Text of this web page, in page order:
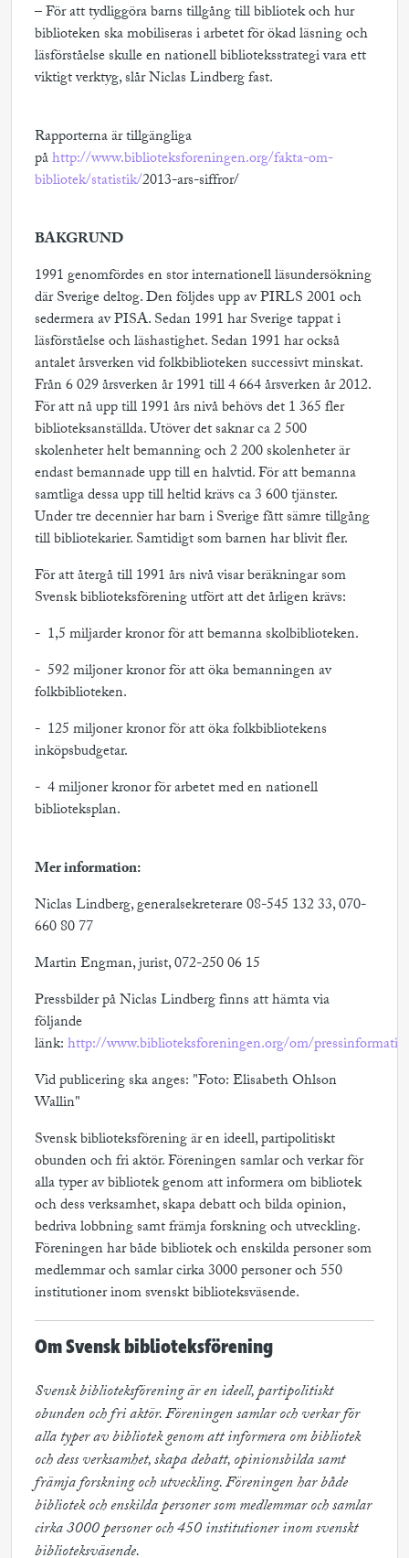
– För att tydliggöra barns tillgång till bibliotek och hur
biblioteken ska mobiliseras i arbetet för ökad läsning och
läsförståelse skulle en nationell biblioteksstrategi vara ett
viktigt verktyg, slår Niclas Lindberg fast.
Rapporterna är tillgängliga
påhttp://www.biblioteksforeningen.org/fakta-om-
bibliotek/statistik/2013-ars-siffror/
BAKGRUND
1991 genomfördes en stor internationell läsundersökning
där Sverige deltog. Den följdes upp av PIRLS 2001 och
sedermera av PISA. Sedan 1991 har Sverige tappat i
läsförståelse och läshastighet. Sedan 1991 har också
antalet årsverken vid folkbiblioteken successivt minskat.
Från 6 029 årsverken år 1991 till 4 664 årsverken år 2012.
För att nå upp till 1991 års nivå behövs det 1 365 fler
biblioteksanställda. Utöver det saknar ca 2 500
skolenheter helt bemanning och 2 200 skolenheter är
endast bemannade upp till en halvtid. För att bemanna
samtliga dessa upp till heltid krävs ca 3 600 tjänster.
Under tre decennier har barn i Sverige fått sämre tillgång
till bibliotekarier. Samtidigt som barnen har blivit fler.
För att återgå till 1991 års nivå visar beräkningar som
Svensk biblioteksförening utfört att det årligen krävs:
- 1,5 miljarder kronor för att bemanna skolbiblioteken.
- 592 miljoner kronor för att öka bemanningen av
folkbiblioteken.
- 125 miljoner kronor för att öka folkbibliotekens
inköpsbudgetar.
- 4 miljoner kronor för arbetet med en nationell
biblioteksplan.
Mer information:
Niclas Lindberg, generalsekreterare 08-545 132 33, 070-
660 80 77
Martin Engman, jurist, 072-250 06 15
Pressbilder på Niclas Lindberg finns att hämta via
följande
länk:http://www.biblioteksforeningen.org/om/
Vid publicering ska anges: "Foto: Elisabeth Ohlson
Wallin"
Svensk biblioteksförening är en ideell, partipolitiskt
obunden och fri aktör. Föreningen samlar och verkar för
alla typer av bibliotek genom att informera om bibliotek
och dess verksamhet, skapa debatt och bilda opinion,
bedriva lobbning samt främja forskning och utveckling.
Föreningen har både bibliotek och enskilda personer som
medlemmar och samlar cirka 3000 personer och 550
institutioner inom svenskt biblioteksväsende.
Om Svensk biblioteksförening
Svensk biblioteksförening är en ideell, partipolitiskt
obunden och fri aktör. Föreningen samlar och verkar för
alla typer av bibliotek genom att informera om bibliotek
och dess verksamhet, skapa debatt, opinionsbilda samt
främja forskning och utveckling. Föreningen har både
bibliotek och enskilda personer som medlemmar och samlar
cirka 3000 personer och 450 institutioner inom svenskt